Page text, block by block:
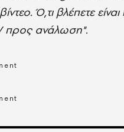
Ό,τι βλέπετε
προς ανάλωση".